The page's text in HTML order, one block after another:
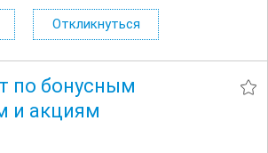
и подбирать нужные услуги. Мы
помочь и быть...
Откликнуться
по бонусным
и акциям